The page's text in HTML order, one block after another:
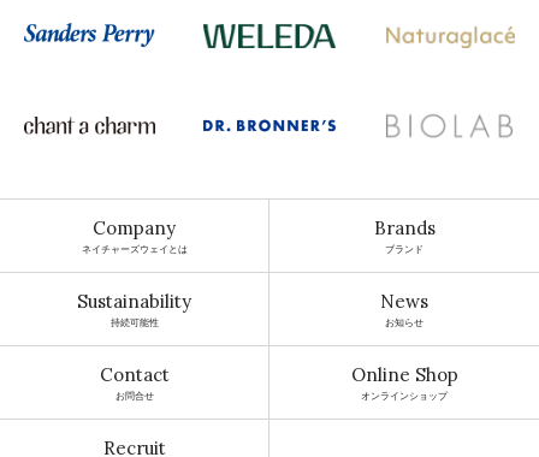
Company
ネイチャーズウェイとは
Brands
ブランド
Sustainability
持続可能性
News
お知らせ
Contact
お問合せ
Online Shop
オンラインショップ
Recruit